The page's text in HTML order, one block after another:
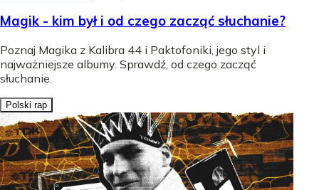
Magik - kim był i od czego zacząć słuchanie?
Poznaj Magika z Kalibra 44 i Paktofoniki, jego styl i
najważniejsze albumy. Sprawdź, od czego zacząć
słuchanie.
Polski rap